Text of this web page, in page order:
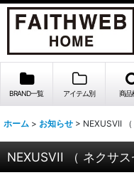
BRAND一覧 アイテム別 商品
ホーム > お知らせ > NEXUSVII
NEXUSVII （ ネクサ